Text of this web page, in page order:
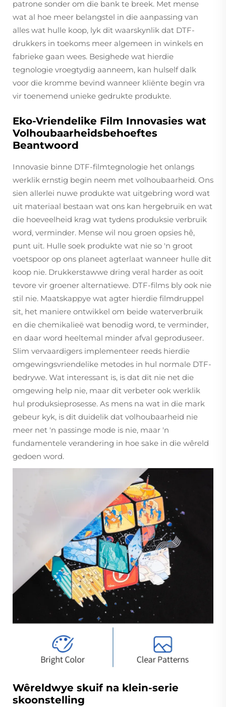
patrone sonder om die bank te breek. Met mense
wat al hoe meer belangstel in die aanpassing van
alles wat hulle koop, lyk dit waarskynlik dat DTF-
drukkers in toekoms meer algemeen in winkels en
fabrieke gaan wees. Besighede wat hierdie
tegnologie vroegtydig aanneem, kan hulself dalk
voor die kromme bevind wanneer kliënte begin vra
vir toenemend unieke gedrukte produkte.
Eko-Vriendelike Film Innovasies wat
Volhoubaarheidsbehoeftes
Beantwoord
Innovasie binne DTF-filmtegnologie het onlangs
werklik ernstig begin neem met volhoubaarheid. Ons
sien allerlei nuwe produkte wat uitgebring word wat
uit materiaal bestaan wat ons kan hergebruik en wat
die hoeveelheid krag wat tydens produksie verbruik
word, verminder. Mense wil nou groen opsies hê,
punt uit. Hulle soek produkte wat nie so 'n groot
voetspoor op ons planeet agterlaat wanneer hulle dit
koop nie. Drukkerstawwe dring veral harder as ooit
tevore vir groener alternatiewe. DTF-films bly ook nie
stil nie. Maatskappye wat agter hierdie filmdruppel
sit, het maniere ontwikkel om beide waterverbruik
en die chemikalieë wat benodig word, te verminder,
en daar word heeltemal minder afval geproduseer.
Slim vervaardigers implementeer reeds hierdie
omgewingsvriendelike metodes in hul normale DTF-
bedrywe. Wat interessant is, is dat dit nie net die
omgewing help nie, maar dit verbeter ook werklik
hul produksieprosesse. As mens na wat in die mark
gebeur kyk, is dit duidelik dat volhoubaarheid nie
meer net 'n passinge mode is nie, maar 'n
fundamentele verandering in hoe sake in die wêreld
gedoen word.
Wêreldwye skuif na klein-serie
skoonstelling